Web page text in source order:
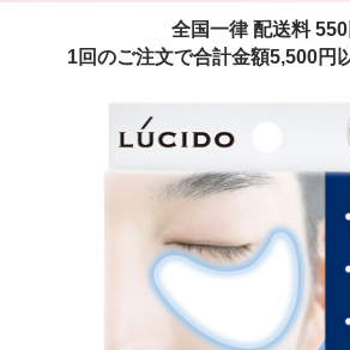
全国一律 配送料 550
1回のご注文で合計金額5,500円